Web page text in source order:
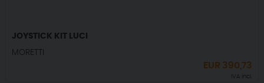
JOYSTICK KIT LUCI
MORETTI
EUR 390,73
IVA incl.